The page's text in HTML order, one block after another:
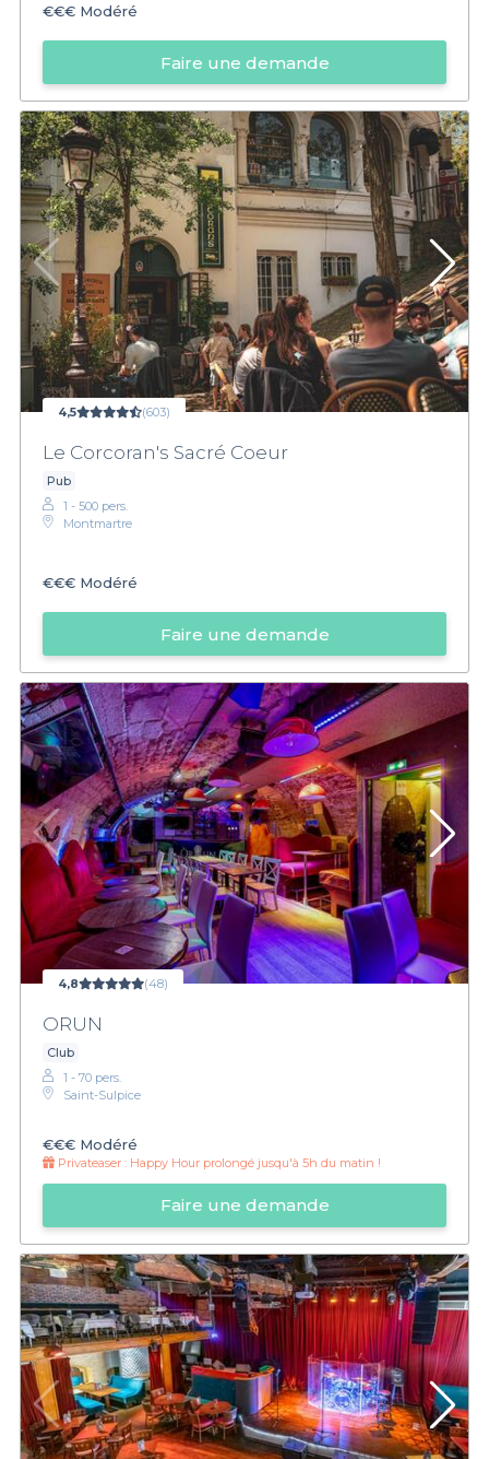
€€€ Modéré
Faire une demande
4,5 (603)
Le Corcoran's Sacré Coeur
Pub
1 - 500 pers.
Montmartre
€€€ Modéré
Faire une demande
4,8 (48)
ORUN
Club
1 - 70 pers.
Saint-Sulpice
€€€ Modéré
Privateaser : Happy Hour prolongé jusqu'à 5h du matin !
Faire une demande